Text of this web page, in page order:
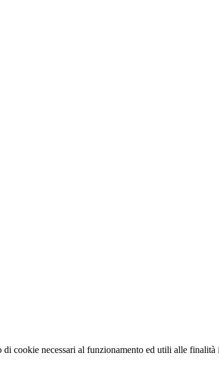
cookie necessari al funzionamento ed utili alle finalità